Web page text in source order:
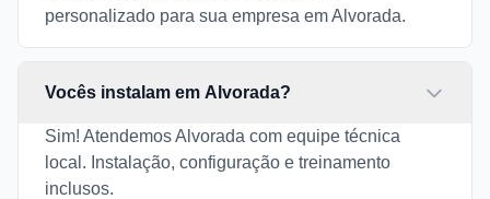
personalizado para sua empresa em Alvorada.
Vocês instalam em Alvorada?
Sim! Atendemos Alvorada com equipe técnica
local. Instalação, configuração e treinamento
inclusos.